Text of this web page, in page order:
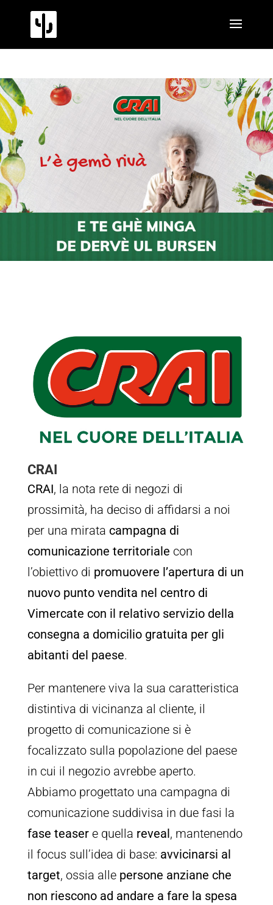
CRAI
CRAI, la nota rete di negozi di
prossimità, ha deciso di affidarsi a noi
per una mirata campagna di
comunicazione territoriale con
l’obiettivo di promuovere l’apertura di un
nuovo punto vendita nel centro di
Vimercate con il relativo servizio della
consegna a domicilio gratuita per gli
abitanti del paese.
Per mantenere viva la sua caratteristica
distintiva di vicinanza al cliente, il
progetto di comunicazione si è
focalizzato sulla popolazione del paese
in cui il negozio avrebbe aperto.
Abbiamo progettato una campagna di
comunicazione suddivisa in due fasi la
fase teasere quella reveal, mantenendo
il focus sull’idea di base: avvicinarsi al
target, ossia alle persone anziane che
non riescono ad andare a fare la spesa